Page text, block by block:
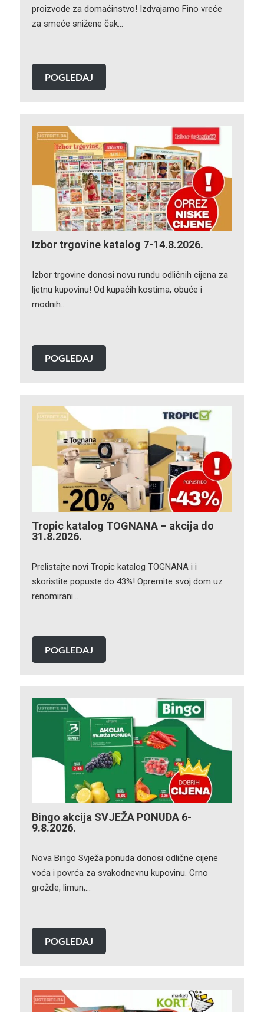
proizvode za domaćinstvo! Izdvajamo Fino vreće
za smeće snižene čak…
POGLEDAJ
Izbor trgovine katalog 7-14.8.2026.
Izbor trgovine donosi novu rundu odličnih cijena za
ljetnu kupovinu! Od kupaćih kostima, obuće i
modnih…
POGLEDAJ
Tropic katalog TOGNANA – akcija do
31.8.2026.
Prelistajte novi Tropic katalog TOGNANA i i
skoristite popuste do 43%! Opremite svoj dom uz
renomirani…
POGLEDAJ
Bingo akcija SVJEŽA PONUDA 6-
9.8.2026.
Nova Bingo Svježa ponuda donosi odlične cijene
voća i povrća za svakodnevnu kupovinu. Crno
grožđe, limun,…
POGLEDAJ